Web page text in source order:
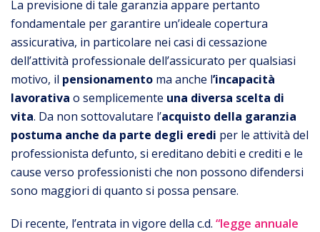
La previsione di tale garanzia appare pertanto
fondamentale per garantire un’ideale copertura
assicurativa, in particolare nei casi di cessazione
dell’attività professionale dell’assicurato per qualsiasi
motivo, il pensionamento ma anche l’incapacità
lavorativa o semplicemente una diversa scelta di
vita. Da non sottovalutare l’acquisto della garanzia
postuma anche da parte degli eredi per le attività del
professionista defunto, si ereditano debiti e crediti e le
cause verso professionisti che non possono difendersi
sono maggiori di quanto si possa pensare.
Di recente, l’entrata in vigore della c.d. “legge annuale